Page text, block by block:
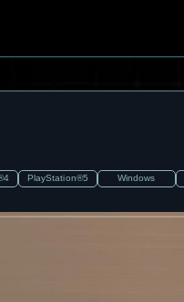
Windows
PlayStation®5